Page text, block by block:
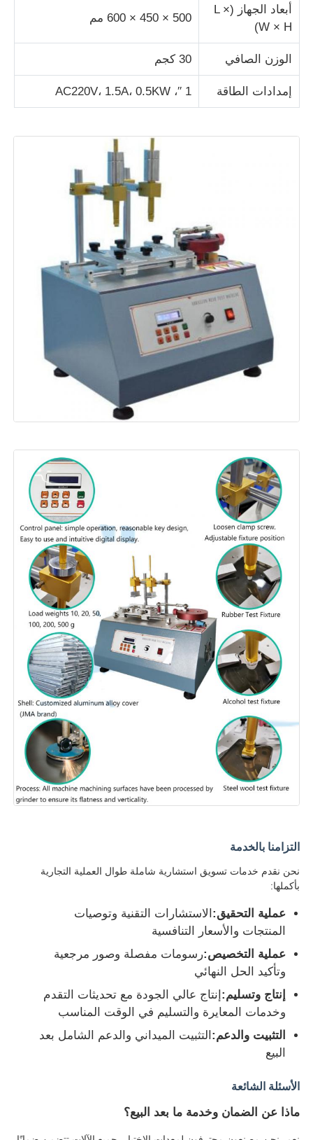
اختبار القسوةأبعاد الجهاز (L ×
W × H)
500 × 450 × 600 مم
الوزن الصافي 30 كجم
إمدادات الطاقة 1 ′′، AC220V، 1.5A، 0.5KW
التزامنا بالخدمة
نحن نقدم خدمات تسويق استشارية شاملة طوال العملية التجارية
بأكملها:
عملية التحقيق: الاستشارات التقنية وتوصيات
المنتجات والأسعار التنافسية
عملية التخصيص:رسومات مفصلة وصور مرجعية
وتأكيد الحل النهائي
إنتاج وتسليم: إنتاج عالي الجودة مع تحديثات التقدم
وخدمات المعايرة والتسليم في الوقت المناسب
التثبيت والدعم: التثبيت الميداني والدعم الشامل بعد
البيع
الأسئلة الشائعة
ماذا عن الضمان وخدمة ما بعد البيع؟